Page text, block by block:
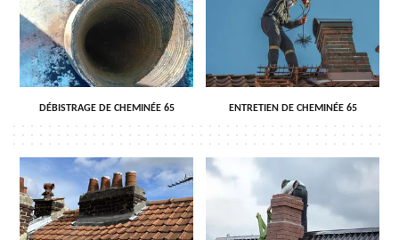
DÉBISTRAGE DE CHEMINÉE 65 ENTRETIEN DE CHEMINÉE 65